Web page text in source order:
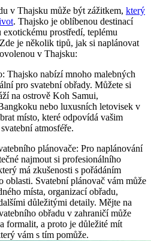
v Thajsku může být zážitkem, který
. Thajsko je oblíbenou destinací
prostředí, teplému
je několik tipů, jak si naplánovat
v Thajsku:
Thajsko nabízí mnoho malebných
pro svatební obřady. Můžete si
na ostrově Koh Samui,
nebo luxusních letovisek v
místo, které odpovídá vašim
atmosféře.
plánovače: Pro naplánování
najmout si profesionálního
má zkušenosti s pořádáním
oblasti. Svatební plánovač vám může
místa, organizací obřadu,
důležitými detaily. Mějte na
obřadu v zahraničí může
formalit, a proto je důležité mít
vám s tím pomůže.